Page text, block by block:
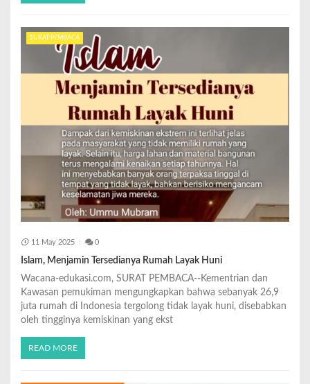
SURAT PEMBACA
11 May 2025 0
Islam, Menjamin Tersedianya Rumah Layak Huni
Wacana-edukasi.com, SURAT PEMBACA--Kementrian dan
Kawasan pemukiman mengungkapkan bahwa sebanyak 26,9
juta rumah di Indonesia tergolong tidak layak huni, disebabkan
oleh tingginya kemiskinan yang ekst
READ MORE